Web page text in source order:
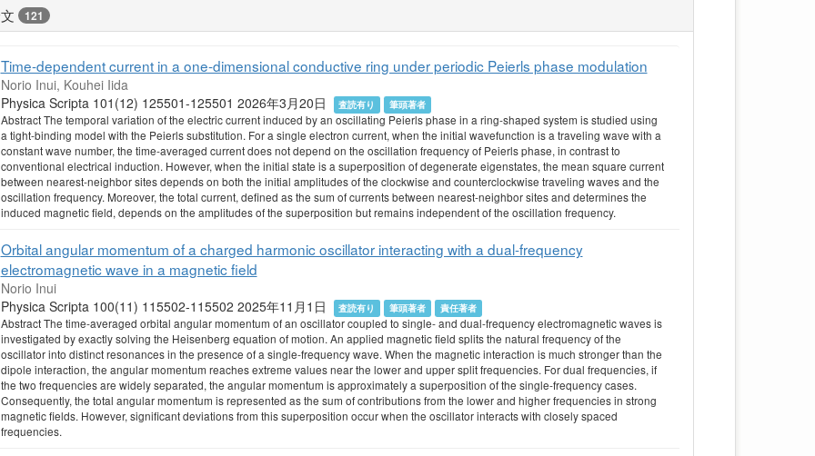
121
Time-dependent current in a one-dimensional conductive ring under periodic Peierls phase modulation
Norio Inui, Kouhei Iida
Physica Scripta 101(12) 125501-125501 2026年3月20日
査読有り 筆頭著者
Abstract The temporal variation of the electric current induced by an oscillating Peierls phase in a ring-shaped system is studied using
a tight-binding model with the Peierls substitution. For a single electron current, when the initial wavefunction is a traveling wave with a
constant wave number, the time-averaged current does not depend on the oscillation frequency of Peierls phase, in contrast to
conventional electrical induction. However, when the initial state is a superposition of degenerate eigenstates, the mean square current
between nearest-neighbor sites depends on both the initial amplitudes of the clockwise and counterclockwise traveling waves and the
oscillation frequency. Moreover, the total current, defined as the sum of currents between nearest-neighbor sites and determines the
induced magnetic field, depends on the amplitudes of the superposition but remains independent of the oscillation frequency.
Orbital angular momentum of a charged harmonic oscillator interacting with a dual-frequency
electromagnetic wave in a magnetic field
Norio Inui
Physica Scripta 100(11) 115502-115502 2025年11月1日
査読有り 筆頭著者 責任著者
Abstract The time-averaged orbital angular momentum of an oscillator coupled to single- and dual-frequency electromagnetic waves is
investigated by exactly solving the Heisenberg equation of motion. An applied magnetic field splits the natural frequency of the
oscillator into distinct resonances in the presence of a single-frequency wave. When the magnetic interaction is much stronger than the
dipole interaction, the angular momentum reaches extreme values near the lower and upper split frequencies. For dual frequencies, if
the two frequencies are widely separated, the angular momentum is approximately a superposition of the single-frequency cases.
Consequently, the total angular momentum is represented as the sum of contributions from the lower and higher frequencies in strong
magnetic fields. However, significant deviations from this superposition occur when the oscillator interacts with closely spaced
frequencies.